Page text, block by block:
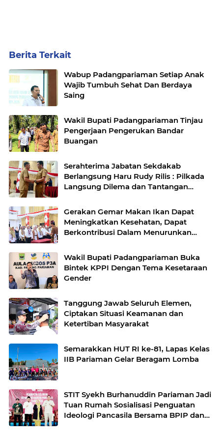
Berita Terkait
Wabup Padangpariaman Setiap Anak
Wajib Tumbuh Sehat Dan Berdaya
Saing
Wakil Bupati Padangpariaman Tinjau
Pengerjaan Pengerukan Bandar
Buangan
Serahterima Jabatan Sekdakab
Berlangsung Haru Rudy Rilis : Pilkada
Langsung Dilema dan Tantangan
Gerakan Gemar Makan Ikan Dapat
Meningkatkan Kesehatan, Dapat
Berkontribusi Dalam Menurunkan
Wakil Bupati Padangpariaman Buka
Bintek KPPI Dengan Tema Kesetaraan
Gender
Tanggung Jawab Seluruh Elemen,
Ciptakan Situasi Keamanan dan
Ketertiban Masyarakat
Semarakkan HUT RI ke-81, Lapas Kelas
IIB Pariaman Gelar Beragam Lomba
STIT Syekh Burhanuddin Pariaman Jadi
Tuan Rumah Sosialisasi Penguatan
Ideologi Pancasila Bersama BPIP dan